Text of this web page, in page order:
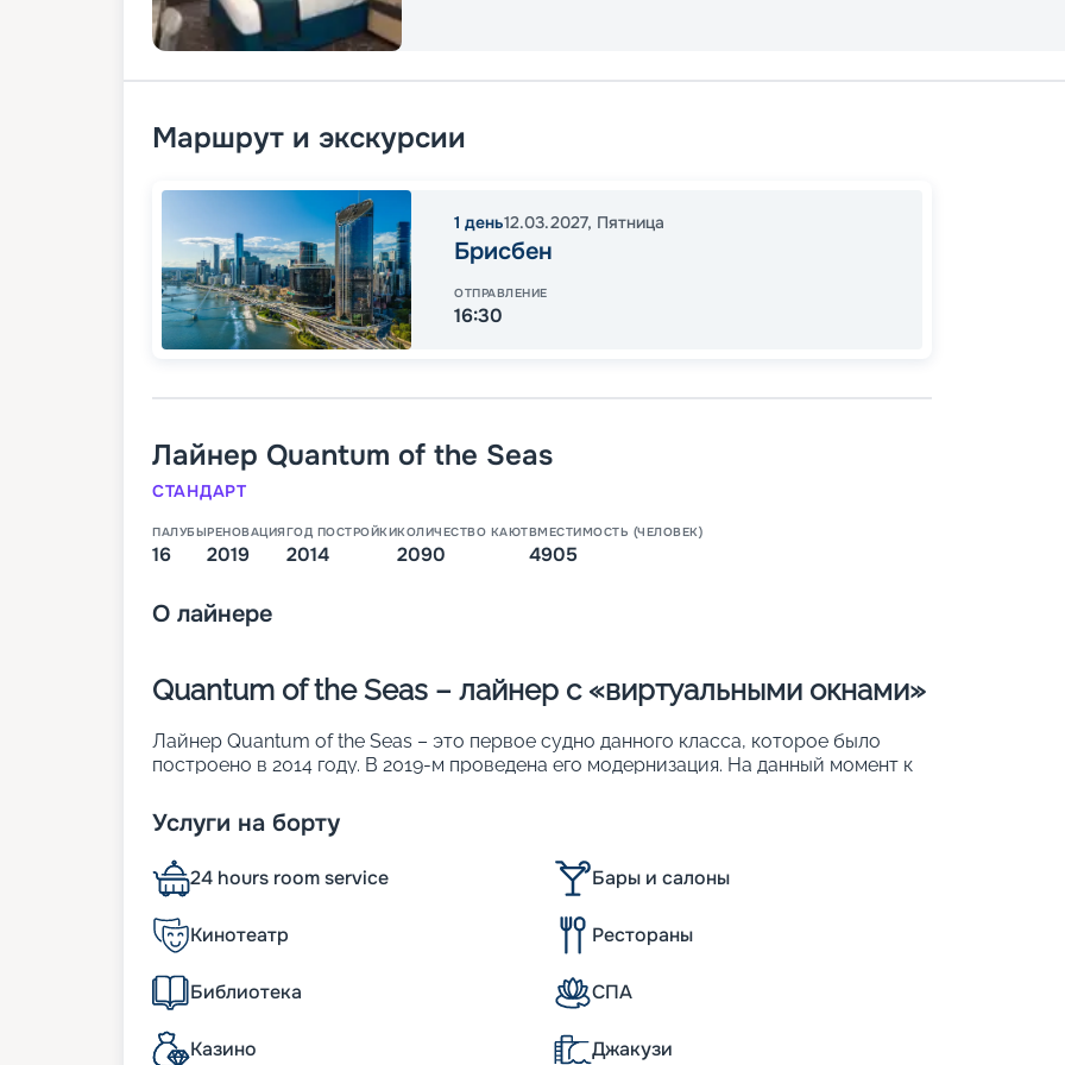
Маршрут и экскурсии
1 день12.03.2027, Пятница
Брисбен
ОТПРАВЛЕНИЕ
16:30
Лайнер Quantum of the Seas
СТАНДАРТ
ПАЛУБЫ
16
РЕНОВАЦИЯ
2019
ГОД ПОСТРОЙКИ
2014
КОЛИЧЕСТВО КАЮТ
2090
ВМЕСТИМОСТЬ (ЧЕЛОВЕК)
4905
О лайнере
Quantum of the Seas – лайнер с «виртуальными окнами»
Лайнер Quantum of the Seas – это первое судно данного класса, которое было
построено в 2014 году. В 2019-м проведена его модернизация. На данный момент к
«виртуальными окнами». Вместительность 18-палубного корабля – 4 905 человек.
Другие его особенности:
• ширина – 41 м;
• длина – 348 метров;
количеством) топлива;
• скорость – до 22 узлов.
Особенности судна
Характеристики.
18-палубный лайнер Quantum of the Seas размерами мало
Услуги на борту
24 hours room service Бары и салоны
Кинотеатр Рестораны
Библиотека СПА
Казино Джакузи